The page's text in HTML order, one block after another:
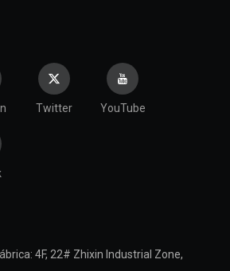
Twitter YouTube
4F, ​​22# Zhixin Industrial Zone,